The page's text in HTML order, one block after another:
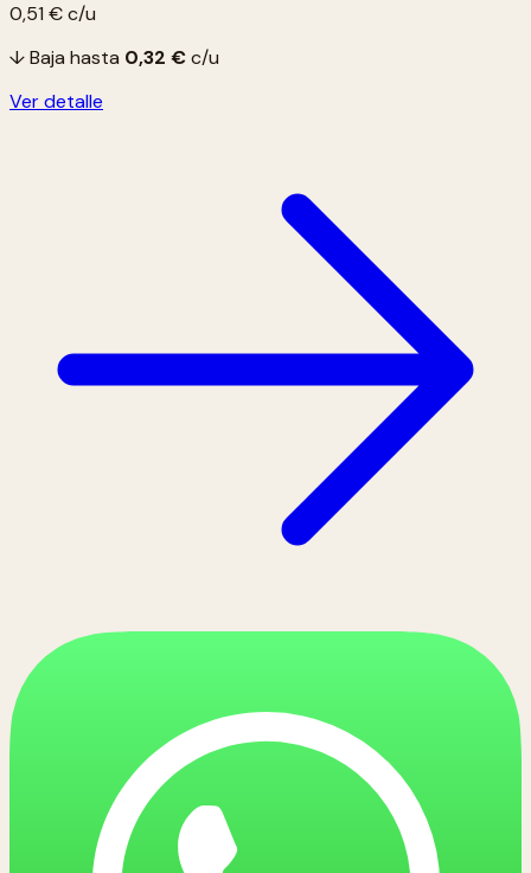
0,51 €c/u
↓ Baja hasta 0,32 €c/u
Ver detalle